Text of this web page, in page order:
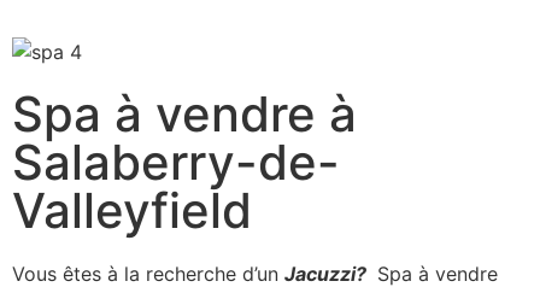
Spa à vendre à
Salaberry-de-
Valleyfield
Vous êtes à la recherche d’un Jacuzzi? Spa à vendre